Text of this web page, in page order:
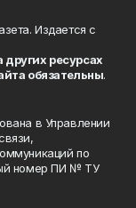
Издается с
ресурсах
обязательны.
в Управлении
по
номер ПИ № ТУ